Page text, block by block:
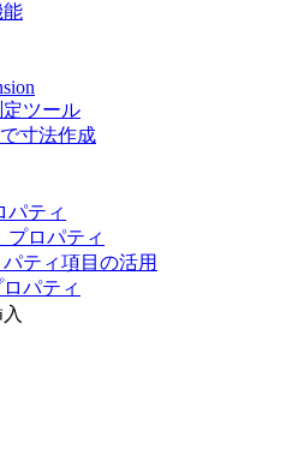
能
ツール
寸法作成
パティ
プロパティ
ティ項目の活用
パティ